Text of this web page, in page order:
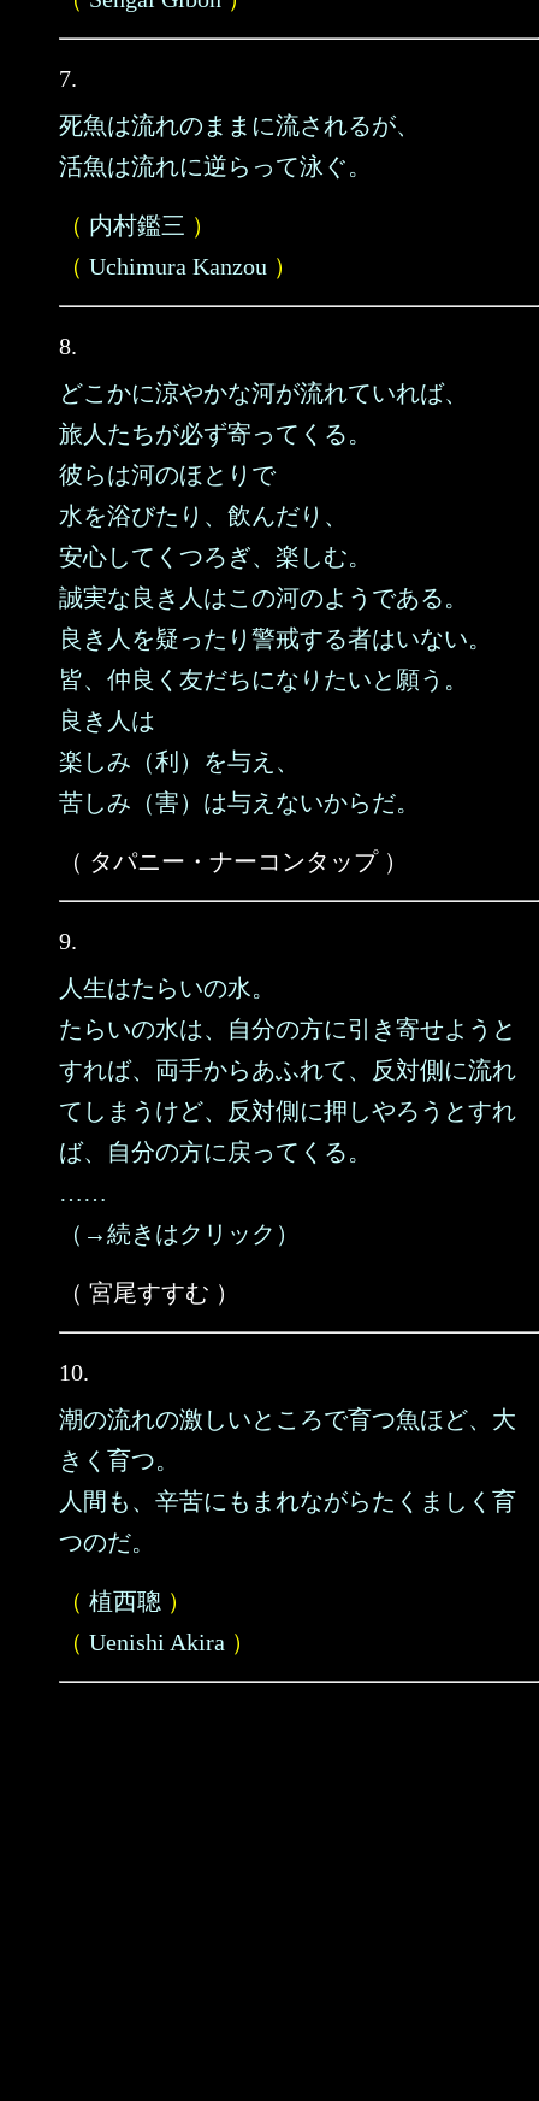
7.
死魚は流れのままに流されるが、
活魚は流れに逆らって泳ぐ。
（ 内村鑑三 ）
（ Uchimura Kanzou ）
8.
どこかに涼やかな河が流れていれば、
旅人たちが必ず寄ってくる。
彼らは河のほとりで
水を浴びたり、飲んだり、
安心してくつろぎ、楽しむ。
誠実な良き人はこの河のようである。
良き人を疑ったり警戒する者はいない。
皆、仲良く友だちになりたいと願う。
良き人は
楽しみ（利）を与え、
苦しみ（害）は与えないからだ。
（ タパニー・ナーコンタップ ）
9.
人生はたらいの水。
たらいの水は、自分の方に引き寄せようと
すれば、両手からあふれて、反対側に流れ
てしまうけど、反対側に押しやろうとすれ
ば、自分の方に戻ってくる。
……
（→続きはクリック）
（ 宮尾すすむ ）
10.
潮の流れの激しいところで育つ魚ほど、大
きく育つ。
人間も、辛苦にもまれながらたくましく育
つのだ。
（ 植西聰 ）
（ Uenishi Akira ）